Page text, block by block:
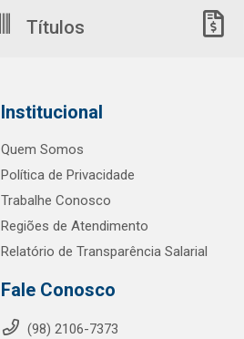
Títulos
Institucional
Quem Somos
Política de Privacidade
Trabalhe Conosco
Regiões de Atendimento
Relatório de Transparência Salarial
Fale Conosco
(98) 2106-7373